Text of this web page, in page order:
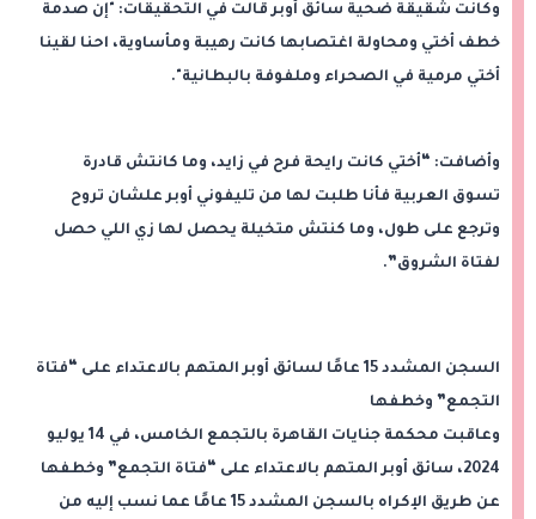
وكانت شقيقة ضحية سائق أوبر قالت في التحقيقات: "إن صدمة
خطف أختي ومحاولة اغتصابها كانت رهيبة ومأساوية، احنا لقينا
أختي مرمية في الصحراء وملفوفة بالبطانية".
وأضافت: “أختي كانت رايحة فرح في زايد، وما كانتش قادرة
تسوق العربية فأنا طلبت لها من تليفوني أوبر علشان تروح
وترجع على طول، وما كنتش متخيلة يحصل لها زي اللي حصل
لفتاة الشروق”.
السجن المشدد 15 عامًا لسائق أوبر المتهم بالاعتداء على “فتاة
التجمع” وخطفها
وعاقبت محكمة جنايات القاهرة بالتجمع الخامس، في 14 يوليو
2024، سائق أوبر المتهم بالاعتداء على “فتاة التجمع” وخطفها
عن طريق الإكراه بالسجن المشدد 15 عامًا عما نسب إليه من